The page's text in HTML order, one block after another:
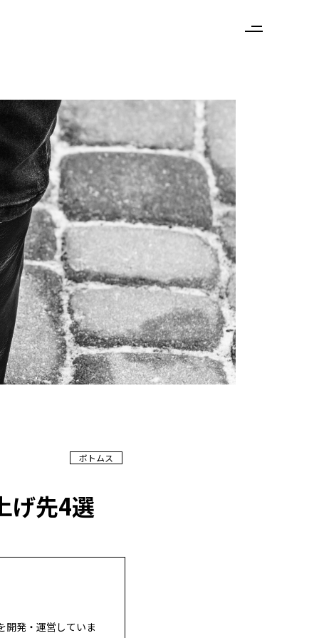
ボトムス
げ先4選
開発・運営していま